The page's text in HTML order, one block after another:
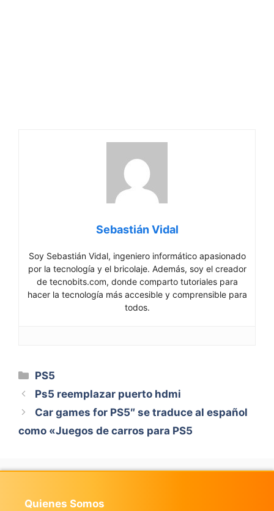
Sebastián Vidal
Soy Sebastián Vidal, ingeniero informático apasionado
por la tecnología y el bricolaje. Además, soy el creador
de tecnobits.com, donde comparto tutoriales para
hacer la tecnología más accesible y comprensible para
todos.
Categorías
PS5
Ps5 reemplazar puerto hdmi
Car games for PS5″ se traduce al español
como «Juegos de carros para PS5
Quienes Somos